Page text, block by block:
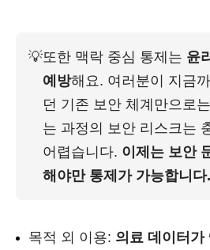
💡또한 맥락 중심 통제는 윤
예방해요. 여러분이 지금
던 기존 보안 체계만으로
는 과정의 보안 리스크는
어렵습니다. 이제는 보안
해야만 통제가 가능합니다.
목적 외 이용: 의료 데이터가